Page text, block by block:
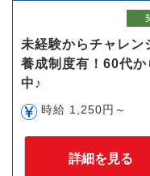
未経験からチャレン
養成制度有！60代
中♪
時給 1,250円～
詳細を見る